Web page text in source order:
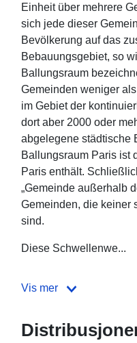
Einheit über mehrere
sich jede dieser
Bevölkerung auf das
Bebauungsgebiet, so
Ballungsraum
Gemeinden weniger
im Gebiet der
dort aber 2000 oder
abgelegene städtische
Ballungsraum Paris ist
Paris enthält.
„Gemeinde außerhalb
Gemeinden, die keiner
sind.
Diese Schwellenwe...
Vis mer